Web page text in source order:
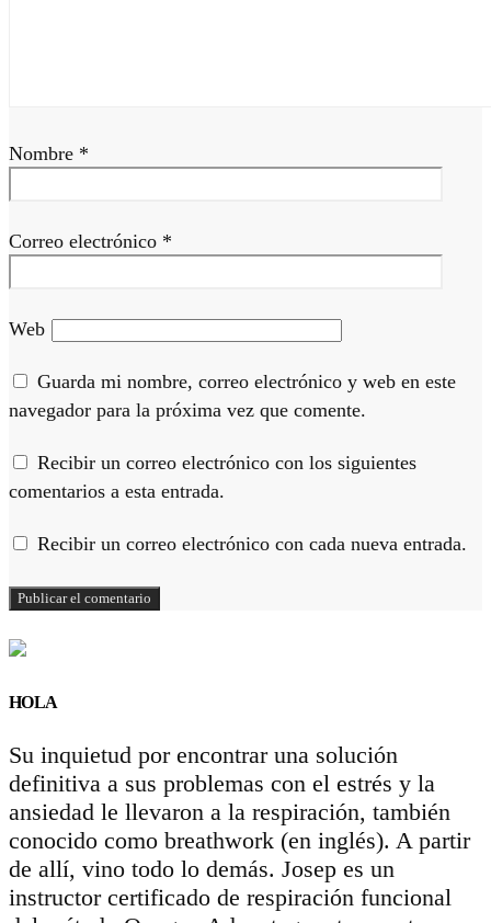
Nombre *
Correo electrónico *
Web
Guarda mi nombre, correo electrónico y web en este
navegador para la próxima vez que comente.
Recibir un correo electrónico con los siguientes
comentarios a esta entrada.
Recibir un correo electrónico con cada nueva entrada.
HOLA
Su inquietud por encontrar una solución
definitiva a sus problemas con el estrés y la
ansiedad le llevaron a la respiración, también
conocido como breathwork (en inglés). A partir
de allí, vino todo lo demás. Josep es un
instructor certificado de respiración funcional